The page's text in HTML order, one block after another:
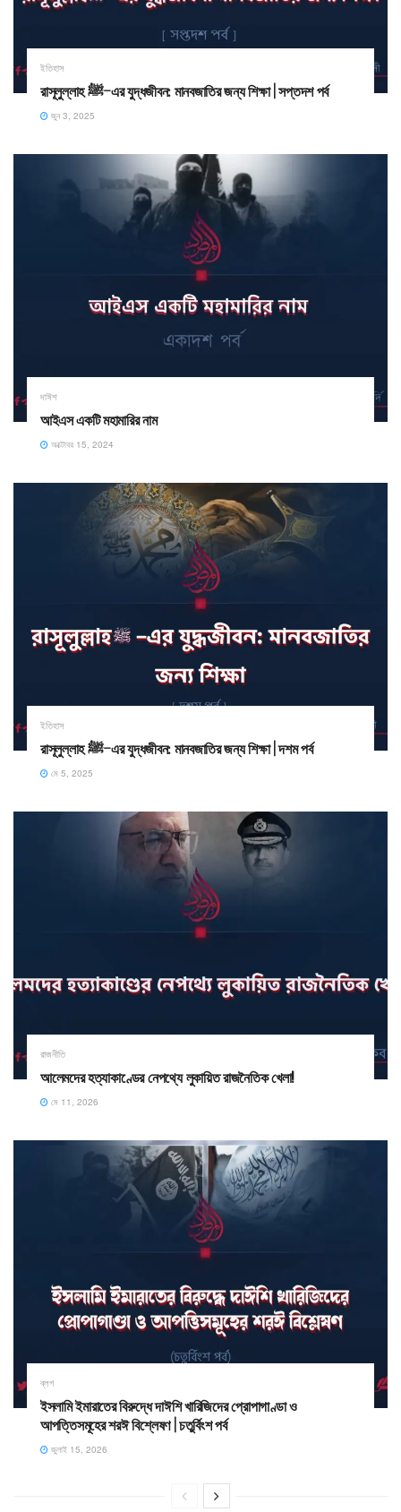
ইতিহাস
রাসূলুল্লাহ ﷺ–এর যুদ্ধজীবন: মানবজাতির জন্য শিক্ষা | সপ্তদশ পর্ব
জুন 3, 2025
দাঈশ
আইএস একটি মহামারির নাম
অক্টোবর 15, 2024
ইতিহাস
রাসূলুল্লাহ ﷺ–এর যুদ্ধজীবন: মানবজাতির জন্য শিক্ষা | দশম পর্ব
মে 5, 2025
রাজনীতি
আলেমদের হত্যাকাণ্ডের নেপথ্যে লুকায়িত রাজনৈতিক খেলা!
মে 11, 2026
ব্লগ
ইসলামি ইমারাতের বিরুদ্ধে দাঈশি খারিজিদের প্রোপাগাণ্ডা ও
আপত্তিসমূহের শরঈ বিশ্লেষণ | চতুর্বিংশ পর্ব
জুলাই 15, 2026